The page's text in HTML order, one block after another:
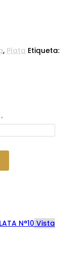
, Plata Etiqueta:
Vista